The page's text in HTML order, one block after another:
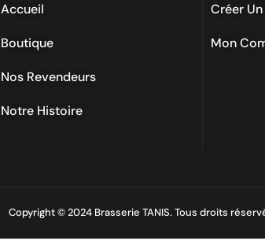
Accueil
Boutique
Nos Revendeurs
Notre Histoire
Créer
Mon
Copyright © 2024 Brasserie TANIS. Tous droits